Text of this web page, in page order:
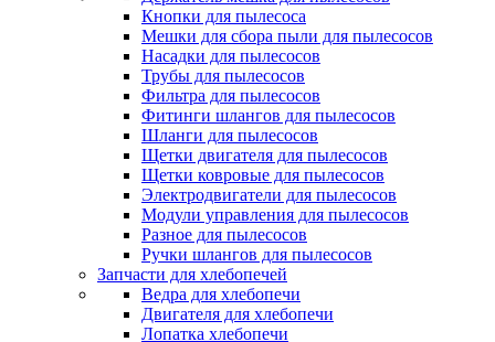
Кнопки для пылесоса
Мешки для сбора пыли для пылесосов
Насадки для пылесосов
Трубы для пылесосов
Фильтра для пылесосов
Фитинги шлангов для пылесосов
Шланги для пылесосов
Щетки двигателя для пылесосов
Щетки ковровые для пылесосов
Электродвигатели для пылесосов
Модули управления для пылесосов
Разное для пылесосов
Ручки шлангов для пылесосов
Запчасти для хлебопечей
Ведра для хлебопечи
Двигателя для хлебопечи
Лопатка хлебопечи